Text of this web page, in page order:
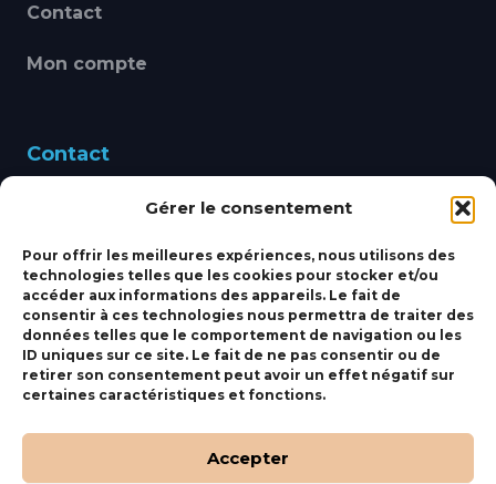
Gérer le consentement
Pour offrir les meilleures expériences, nous utilisons des
technologies telles que les cookies pour stocker et/ou
accéder aux informations des appareils. Le fait de
consentir à ces technologies nous permettra de traiter des
données telles que le comportement de navigation ou les
ID uniques sur ce site. Le fait de ne pas consentir ou de
retirer son consentement peut avoir un effet négatif sur
certaines caractéristiques et fonctions.
Accepter
Contact
Mon compte
Contact
460 Avenue Alain Le
bbsmarine@bbs-
marine.fr
Fixe:04 27 50 24 50
Mobile:06 69 44 48 83